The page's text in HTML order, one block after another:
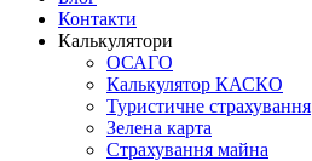
Контакти
Калькулятори
OСАГО
Калькулятор КАСКО
Туристичне страхування
Зелена карта
Страхування майна